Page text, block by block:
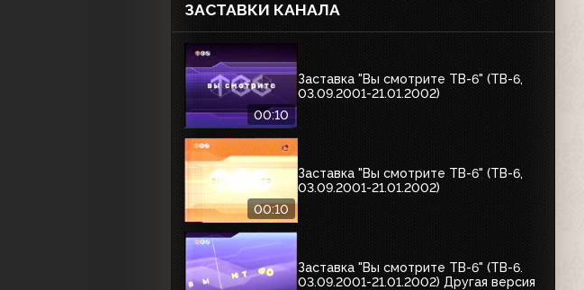
ЗАСТАВКИ КАНАЛА
00:10
Заставка "Вы смотрите ТВ-6" (ТВ-6,
03.09.2001-21.01.2002)
00:10
Заставка "Вы смотрите ТВ-6" (ТВ-6,
03.09.2001-21.01.2002)
Заставка "Вы смотрите ТВ-6" (ТВ-6.
03.09.2001-21.01.2002) Другая версия